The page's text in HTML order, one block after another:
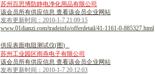
苏州百思博防静电净化用品有限公司
该会员所有供应信息 查看该会员企业网站
发布更新时间：2010-1-7 21:09:15
www.01dianzi.com/tradeinfo/offerdetail/41-1161-0-885327.html
供应表面电阻 测试仪(图)
苏州工业园区雨燕电子有限公司
该会员所有供应信息 查看该会员企业网站
发布更新时间：2010-1-7 20:12:03